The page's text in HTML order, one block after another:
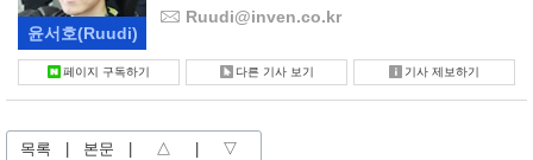
윤서호(Ruudi)
Ruudi@inven.co.kr
페이지 구독하기 다른 기사 보기 기사 제보하기
목록 본문 △ ▽